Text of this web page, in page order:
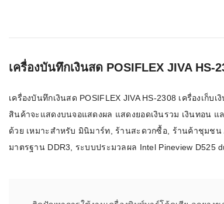
เครื่องบันทึกเงินสด POSIFLEX JIVA HS-
เครื่องบันทึกเงินสด POSIFLEX JIVA HS-2308 เครื่องเ
สินค้าจะแสดงบนจอแสดงผล แสดงยอดเงินรวม เงินทอน
ด้วย เหมาะสำหรับ มินิมาร์ท, ร้านสะดวกซื้อ, ร้านค้าชุมช
มาตรฐาน DDR3, ระบบประมวลผล Intel Pineview D525